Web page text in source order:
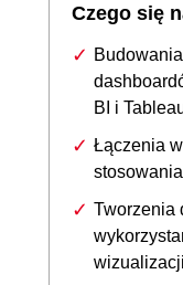
Czego się
BI i
Łączenia
Tworzenia
wizualizacji